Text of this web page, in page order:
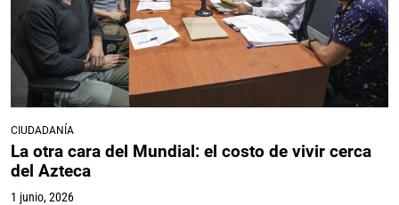
CIUDADANÍA
La otra cara del Mundial: el costo de vivir cerca
del Azteca
1 junio, 2026